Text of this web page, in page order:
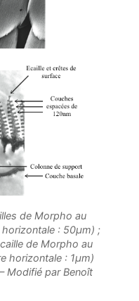
de Morpho au
: 50μm) ;
de Morpho au
horizontale : 1μm)
Modifié par Benoît